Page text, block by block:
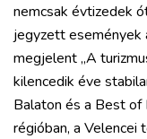
nemcsak évtizedek
jegyzett események
megjelent „A
kilencedik éve
Balaton és a Best of
régióban, a Velencei